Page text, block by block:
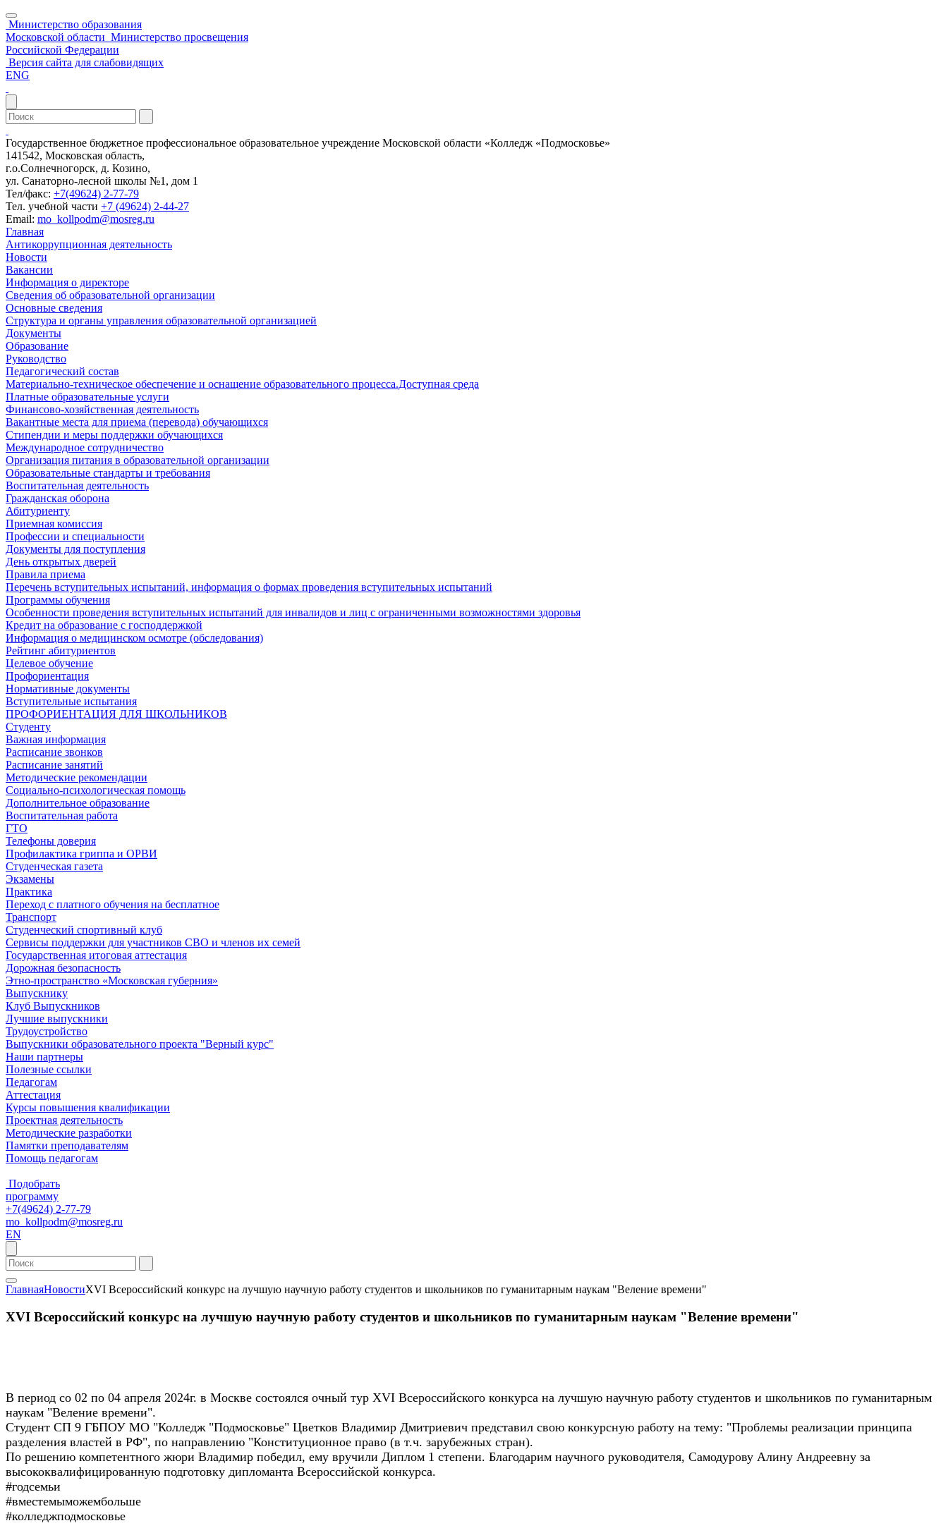
Министерство образования
Московской области Министерство просвещения
Российской Федерации
Версия сайта для слабовидящих
ENG
Государственное бюджетное профессиональное образовательное учреждение Московской области «Колледж «Подмосковье»
141542, Московская область,
г.о.Солнечногорск, д. Козино,
ул. Санаторно-лесной школы №1, дом 1
Тел/факс: +7(49624) 2-77-79
Тел. учебной части +7 (49624) 2-44-27
Email: mo_kollpodm@mosreg.ru
Главная
Антикоррупционная деятельность
Новости
Вакансии
Информация о директоре
Сведения об образовательной организации
Основные сведения
Структура и органы управления образовательной организацией
Документы
Образование
Руководство
Педагогический состав
Материально-техническое обеспечение и оснащение образовательного процесса.Доступная среда
Платные образовательные услуги
Финансово-хозяйственная деятельность
Вакантные места для приема (перевода) обучающихся
Стипендии и меры поддержки обучающихся
Международное сотрудничество
Организация питания в образовательной организации
Образовательные стандарты и требования
Воспитательная деятельность
Гражданская оборона
Абитуриенту
Приемная комиссия
Профессии и специальности
Документы для поступления
День открытых дверей
Правила приема
Перечень вступительных испытаний, информация о формах проведения вступительных испытаний
Программы обучения
Особенности проведения вступительных испытаний для инвалидов и лиц с ограниченными возможностями здоровья
Кредит на образование с господдержкой
Информация о медицинском осмотре (обследования)
Рейтинг абитуриентов
Целевое обучение
Профориентация
Нормативные документы
Вступительные испытания
ПРОФОРИЕНТАЦИЯ ДЛЯ ШКОЛЬНИКОВ
Студенту
Важная информация
Расписание звонков
Расписание занятий
Методические рекомендации
Социально-психологическая помощь
Дополнительное образование
Воспитательная работа
ГТО
Телефоны доверия
Профилактика гриппа и ОРВИ
Cтуденческая газета
Экзамены
Практика
Переход с платного обучения на бесплатное
Транспорт
Студенческий спортивный клуб
Сервисы поддержки для участников СВО и членов их семей
Государственная итоговая аттестация
Дорожная безопасность
Этно-пространство «Московская губерния»
Выпускнику
Клуб Выпускников
Лучшие выпускники
Трудоустройство
Выпускники образовательного проекта "Верный курс"
Наши партнеры
Полезные ссылки
Педагогам
Аттестация
Курсы повышения квалификации
Проектная деятельность
Методические разработки
Памятки преподавателям
Помощь педагогам
Подобрать
программу
+7(49624) 2-77-79
mo_kollpodm@mosreg.ru
EN
ГлавнаяНовостиXVI Всероссийский конкурс на лучшую научную работу студентов и школьников по гуманитарным наукам "Веление времени"
XVI Всероссийский конкурс на лучшую научную работу студентов и школьников по гуманитарным наукам "Веление времени"
В период со 02 по 04 апреля 2024г. в Москве состоялся очный тур XVI Всероссийского конкурса на лучшую научную работу студентов и школьников по гуманитарным
наукам "Веление времени".
Студент СП 9 ГБПОУ МО "Колледж "Подмосковье" Цветков Владимир Дмитриевич представил свою конкурсную работу на тему: "Проблемы реализации принципа
разделения властей в РФ", по направлению "Конституционное право (в т.ч. зарубежных стран).
По решению компетентного жюри Владимир победил, ему вручили Диплом 1 степени. Благодарим научного руководителя, Самодурову Алину Андреевну за
высококвалифицированную подготовку дипломанта Всероссийской конкурса.
#годсемьи
#вместемыможембольше
#колледжподмосковье